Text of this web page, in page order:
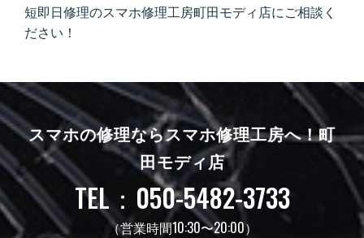
短即日修理のスマホ修理工房町田モディ店にご相談く
ださい！
スマホの修理ならスマホ修理工房へ！町
田モディ店
TEL：050-5482-3733
（営業時間10:30〜20:00）